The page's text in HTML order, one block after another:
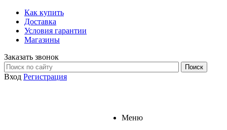
Как купить
Доставка
Условия гарантии
Магазины
Заказать звонок
Вход Регистрация
Меню